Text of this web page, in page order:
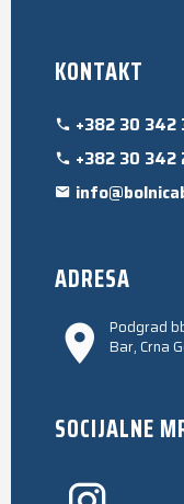
KONTAKT
+382 30 342
+382 30 342
ADRESA
Podgrad
Bar, Crna
SOCIJALNE